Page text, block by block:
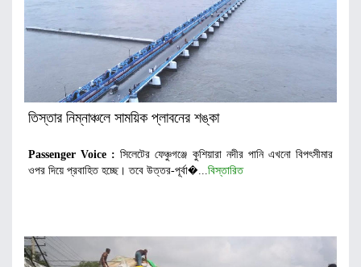
তিস্তার নিম্নাঞ্চলে সাময়িক প্লাবনের শঙ্কা
Passenger Voice : সিলেটের ফেঞ্চুগঞ্জে কুশিয়ারা নদীর পানি এখনো বিপৎসীমার
ওপর দিয়ে প্রবাহিত হচ্ছে। তবে উত্তর-পূর্বা�... বিস্তারিত